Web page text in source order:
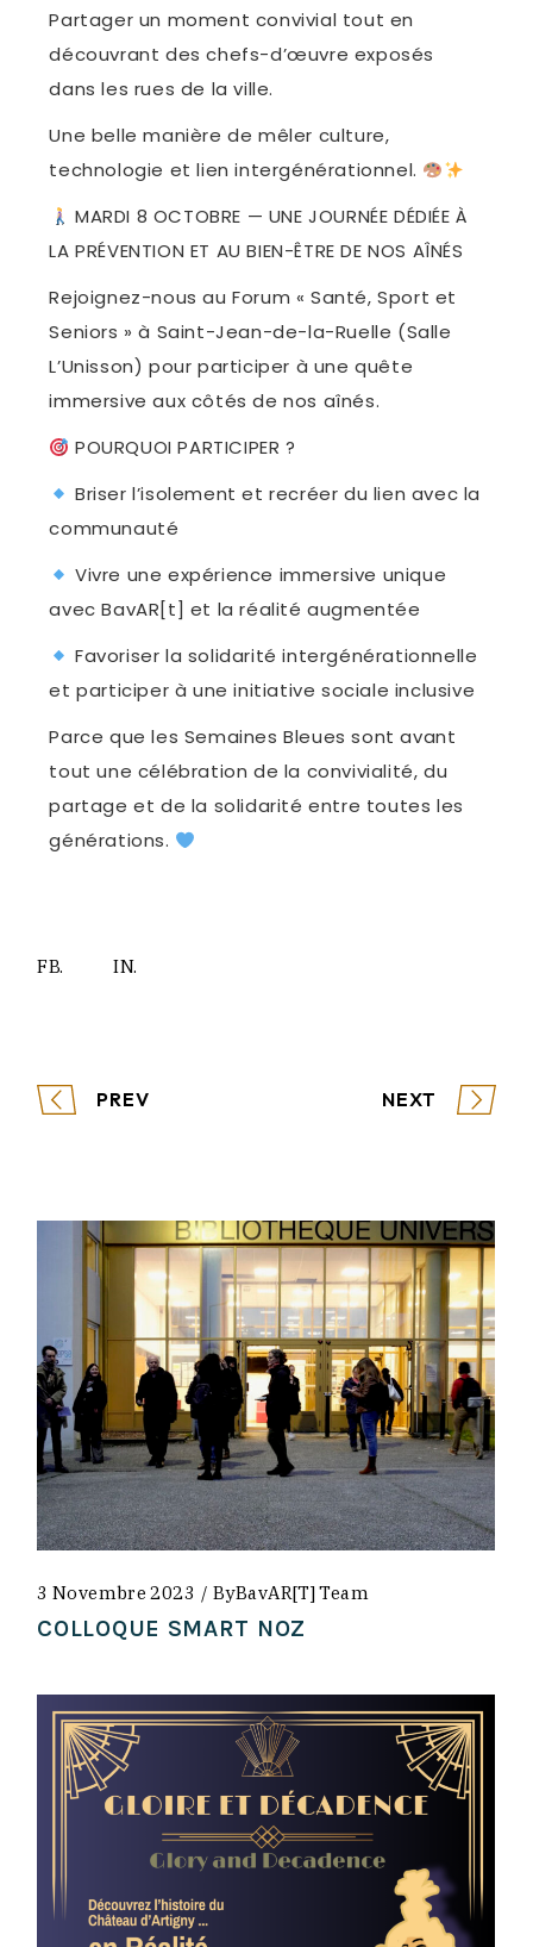
Partager un moment convivial tout en
découvrant des chefs-d’œuvre exposés
dans les rues de la ville.
Une belle manière de mêler culture,
technologie et lien intergénérationnel.
MARDI 8 OCTOBRE — UNE JOURNÉE DÉDIÉE À
LA PRÉVENTION ET AU BIEN-ÊTRE DE NOS AÎNÉS
Rejoignez-nous au Forum « Santé, Sport et
Seniors » à Saint-Jean-de-la-Ruelle (Salle
L’Unisson) pour participer à une quête
immersive aux côtés de nos aînés.
POURQUOI PARTICIPER ?
Briser l’isolement et recréer du lien avec la
communauté
Vivre une expérience immersive unique
avec BavAR[t] et la réalité augmentée
Favoriser la solidarité intergénérationnelle
et participer à une initiative sociale inclusive
Parce que les Semaines Bleues sont avant
tout une célébration de la convivialité, du
partage et de la solidarité entre toutes les
générations.
FB. IN.
PREV NEXT
3 Novembre 2023 ByBavAR[t] Team
COLLOQUE SMART NOZ